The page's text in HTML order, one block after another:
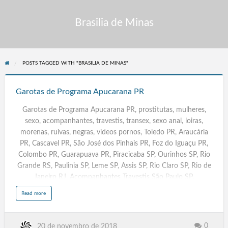
Brasilia de Minas
POSTS TAGGED WITH "BRASILIA DE MINAS"
Apucarana
Garotas de Programa Apucarana PR
Garotas de Programa Apucarana PR, prostitutas, mulheres,
sexo, acompanhantes, travestis, transex, sexo anal, loiras,
morenas, ruivas, negras, videos pornos, Toledo PR, Araucária
PR, Cascavel PR, São José dos Pinhais PR, Foz do Iguaçu PR,
Colombo PR, Guarapuava PR, Piracicaba SP, Ourinhos SP, Rio
Grande RS, Paulinia SP, Leme SP, Assis SP, Rio Claro SP, Rio de
Janeiro RJ, Acompanhantes Travestis São Paulo SP,
Massagistas. Salvador BA, Campinas SP, Fortaleza CE,
Sorocaba, Caracas Venezuela, Belem PA, Campinas. Recife PE,
Travestis, Transex, Escorts, Goiânia GYN GO, Palmas TO,
Aracaju SE, Florianópolis SC.
Read morea
t
20 de novembro de 2018 0